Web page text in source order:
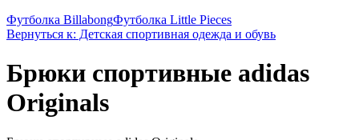
Футболка BillabongФутболка Little Pieces
Вернуться к: Детская спортивная одежда и обувь
Брюки спортивные adidas
Originals